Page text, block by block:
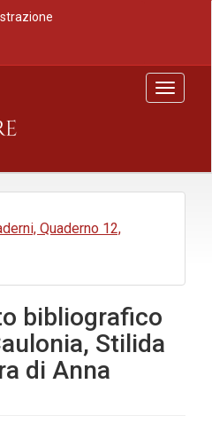
Toggle
Quaderno 12,
bibliografico
Stilida
di Anna